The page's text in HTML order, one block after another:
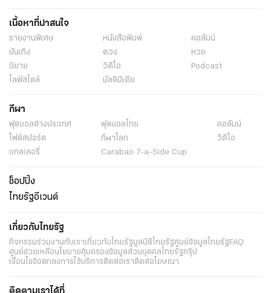
เนื้อหาที่น่าสนใจ
รายงานพิเศษ หนังสือพิมพ์
คอลัมน์
บันเทิง
ดวง
หวย
นิยาย
วิดีโอ
Podcast
ไลฟ์สไตล์
มัลติมีเดีย
กีฬา
ฟุตบอลต่่างประเทศ ฟุตบอลไทย
คอลัมน์
ไฟต์สปอร์ต
กีฬาโลก
วิดีโอ
แกลเลอรี่
Carabao 7-a-Side Cup
ช็อปปิ้ง
ไทยรัฐอีเวนต์
เกี่ยวกับไทยรัฐ
กิจกรรมร่วมงานกับเราเกี่ยวกับไทยรัฐมูลนิธิไทยรัฐศูนย์ข้อมูลไทยรัฐFAQ
ศูนย์ช่วยเหลือนโยบายคุ้มครองข้อมูลส่วนบุคคลไทยรัฐกรุ๊ป
เงื่อนไขข้อตกลงการใช้บริการติดต่อเราติดต่อโฆษณา